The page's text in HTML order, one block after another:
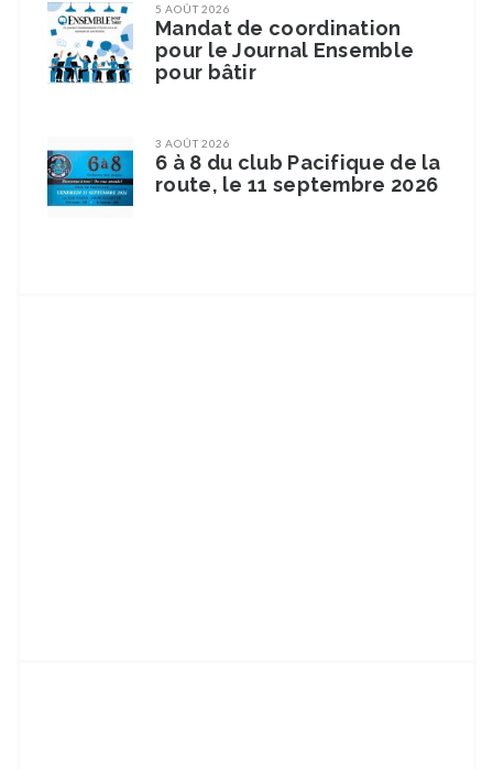
5 AOÛT 2026
Mandat de coordination
pour le Journal Ensemble
pour bâtir
3 AOÛT 2026
6 à 8 du club Pacifique de la
route, le 11 septembre 2026